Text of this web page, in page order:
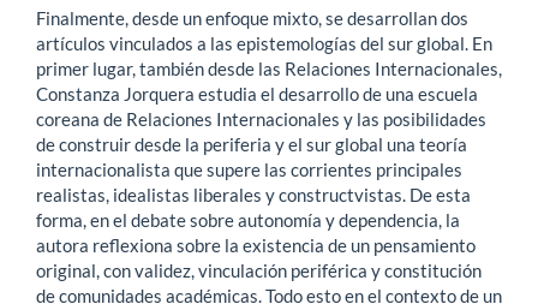
Finalmente, desde un enfoque mixto, se desarrollan dos
artículos vinculados a las epistemologías del sur global. En
primer lugar, también desde las Relaciones Internacionales,
Constanza Jorquera estudia el desarrollo de una escuela
coreana de Relaciones Internacionales y las posibilidades
de construir desde la periferia y el sur global una teoría
internacionalista que supere las corrientes principales
realistas, idealistas liberales y constructvistas. De esta
forma, en el debate sobre autonomía y dependencia, la
autora reflexiona sobre la existencia de un pensamiento
original, con validez, vinculación periférica y constitución
de comunidades académicas. Todo esto en el contexto de un